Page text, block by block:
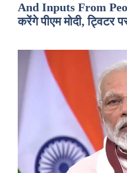
And Inputs From
करेंगे पीएम मोदी, ट्विटर